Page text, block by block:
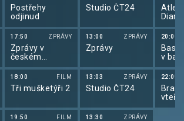
Postřehy
odjinud
17:50 ZPRÁVY
Zprávy v
českém
znakovém
jazyce
18:00 FILM
Tři mušketýři 2
19:50 FILM
Studio ČT24
13:00 ZPRÁVY
Zprávy
13:03 ZPRÁVY
Studio ČT24
13:30 ZPRÁVY
liga
20:00
v
22:05